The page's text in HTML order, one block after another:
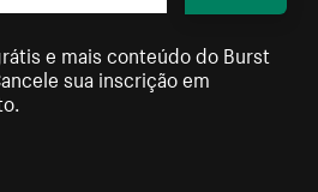
e mais conteúdo do Burst
sua inscrição em